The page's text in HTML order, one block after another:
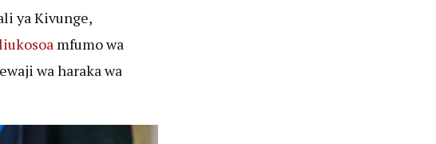
ya Kivunge,
mfumo wa
wa haraka wa